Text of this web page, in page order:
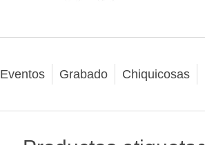
Eventos Grabado Chiquicosas